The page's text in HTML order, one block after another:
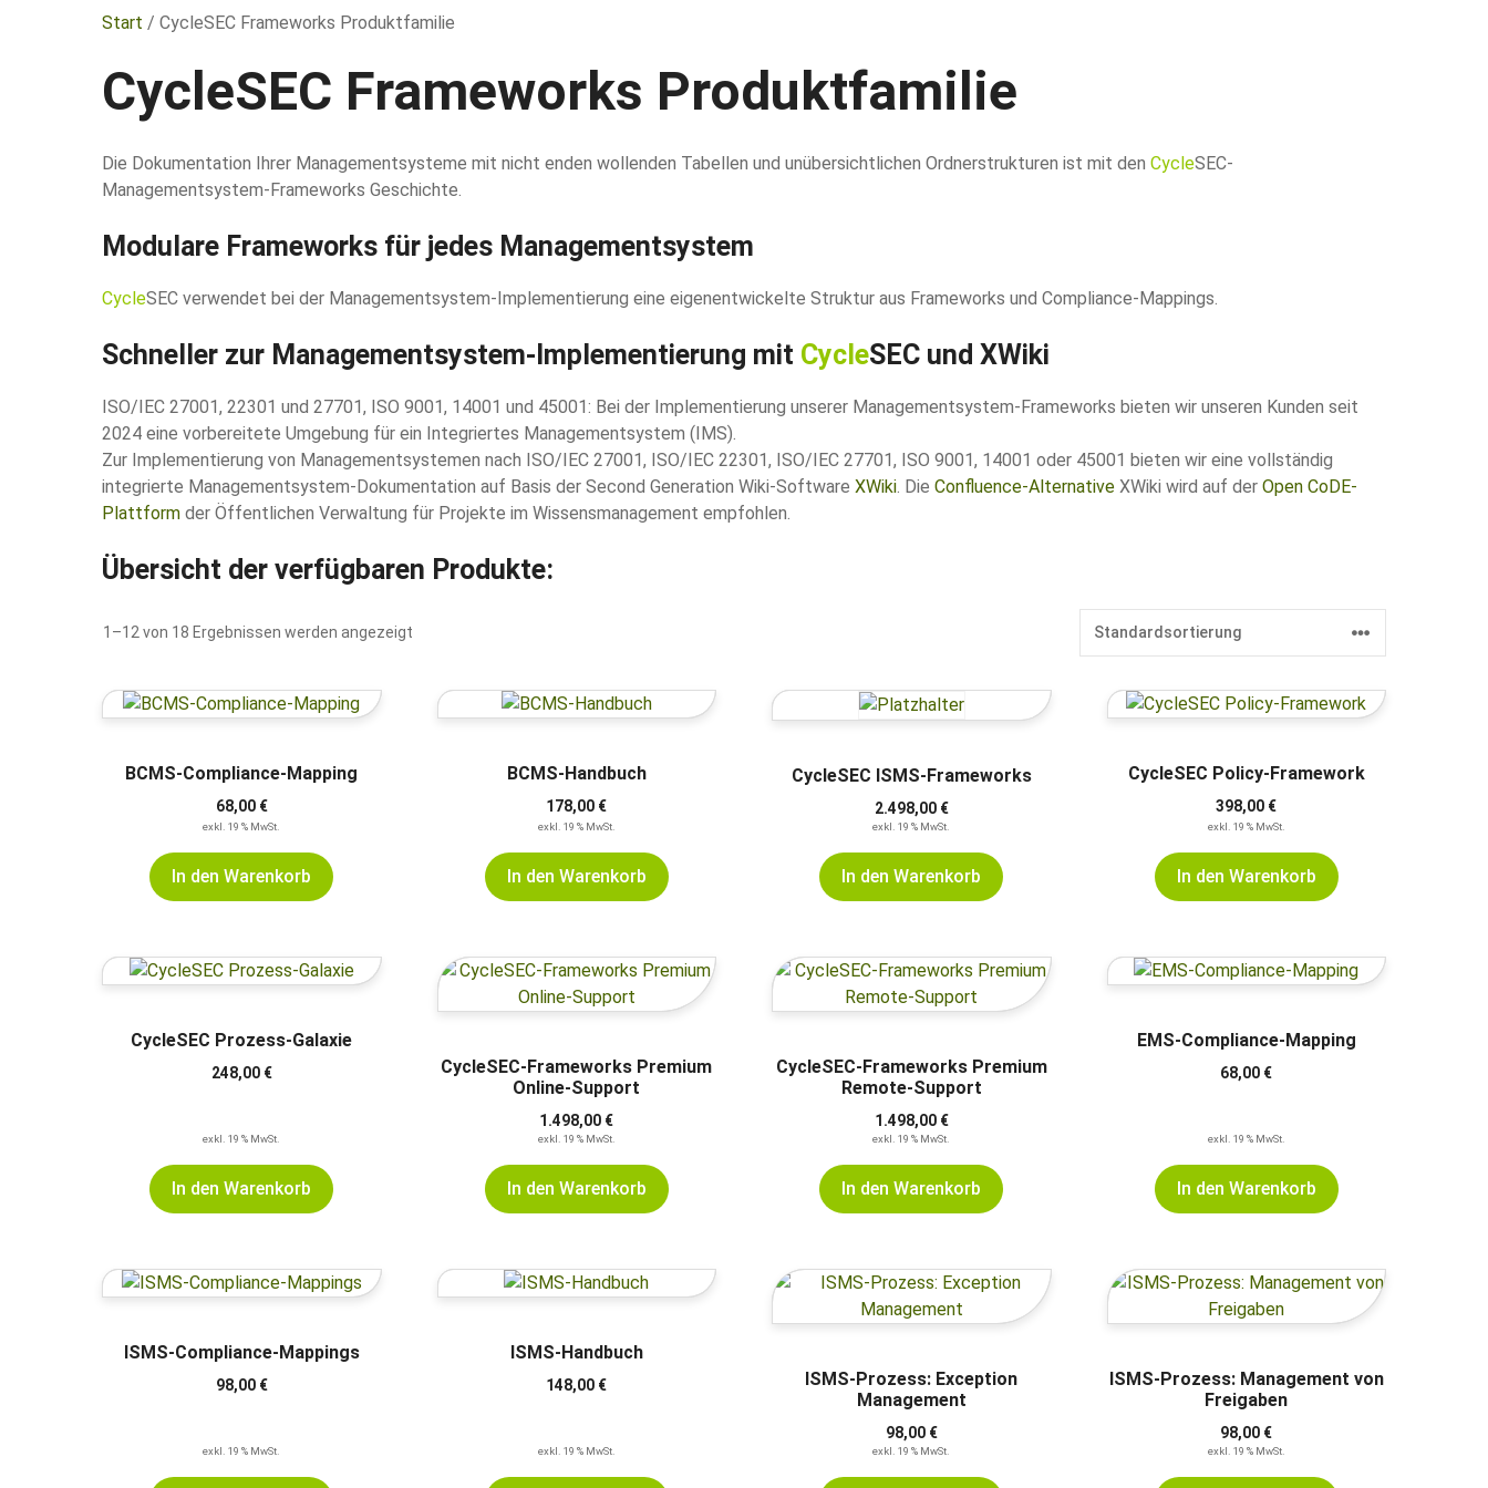
Start / CycleSEC Frameworks Produktfamilie
CycleSEC Frameworks Produktfamilie
Die Dokumentation Ihrer Managementsysteme mit nicht enden wollenden Tabellen und unübersichtlichen Ordnerstrukturen ist mit den CycleSEC-
Managementsystem-Frameworks Geschichte.
Modulare Frameworks für jedes Managementsystem
CycleSEC verwendet bei der Managementsystem-Implementierung eine eigenentwickelte Struktur aus Frameworks und Compliance-Mappings.
Schneller zur Managementsystem-Implementierung mit CycleSEC und XWiki
ISO/IEC 27001, 22301 und 27701, ISO 9001, 14001 und 45001: Bei der Implementierung unserer Managementsystem-Frameworks bieten wir unseren Kunden seit
2024 eine vorbereitete Umgebung für ein Integriertes Managementsystem (IMS).
Zur Implementierung von Managementsystemen nach ISO/IEC 27001, ISO/IEC 22301, ISO/IEC 27701, ISO 9001, 14001 oder 45001 bieten wir eine vollständig
integrierte Managementsystem-Dokumentation auf Basis der Second Generation Wiki-Software XWiki. Die Confluence-Alternative XWiki wird auf der Open CoDE-
Plattform der Öffentlichen Verwaltung für Projekte im Wissensmanagement empfohlen.
Übersicht der verfügbaren Produkte:
1–12 von 18 Ergebnissen werden angezeigt
BCMS-Compliance-Mapping
68,00 €
exkl. 19 % MwSt.
In den Warenkorb
BCMS-Handbuch
178,00 €
exkl. 19 % MwSt.
In den Warenkorb
CycleSEC ISMS-Frameworks
2.498,00 €
exkl. 19 % MwSt.
In den Warenkorb
CycleSEC Policy-Framework
398,00 €
exkl. 19 % MwSt.
In den Warenkorb
CycleSEC Prozess-Galaxie
248,00 €
exkl. 19 % MwSt.
In den Warenkorb
CycleSEC-Frameworks Premium
Online-Support
1.498,00 €
exkl. 19 % MwSt.
In den Warenkorb
CycleSEC-Frameworks Premium
Remote-Support
1.498,00 €
exkl. 19 % MwSt.
In den Warenkorb
EMS-Compliance-Mapping
68,00 €
exkl. 19 % MwSt.
In den Warenkorb
ISMS-Compliance-Mappings
98,00 €
exkl. 19 % MwSt.
ISMS-Handbuch
148,00 €
exkl. 19 % MwSt.
ISMS-Prozess: Exception
Management
98,00 €
exkl. 19 % MwSt.
ISMS-Prozess: Management von
Freigaben
98,00 €
exkl. 19 % MwSt.